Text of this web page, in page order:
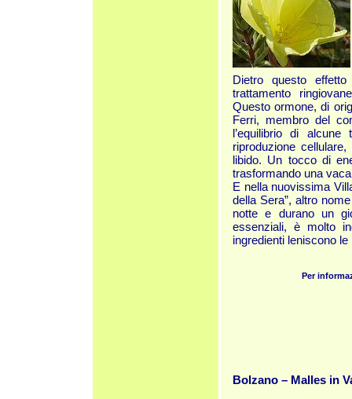
Dietro questo
trattamento
Questo ormone, di
Ferri, membro del
l’equilibrio di
riproduzione
libido. Un tocco di
trasformando una
E nella nuovissima
della Sera”, altro
notte e durano un
essenziali, è molto
ingredienti leniscono
Per
Bolzano – Malles in